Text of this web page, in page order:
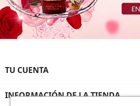
TU CUENTA
INFORMACIÓN DE LA TIENDA